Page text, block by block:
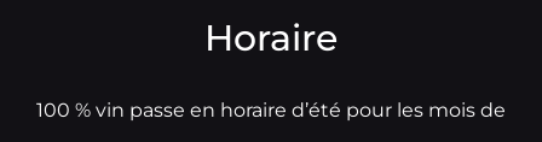
Horaire
100 % vin passe en horaire d’été pour les mois de